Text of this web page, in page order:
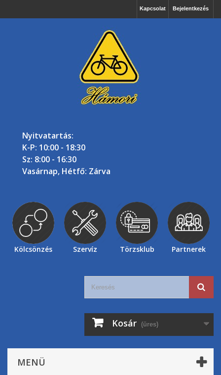
Bejelentkezés
Kapcsolat
Nyitvatartás:
K-P: 10:00 - 18:30
Sz: 8:00 - 16:30
Vasárnap, Hétfő: Zárva
Kölcsönzés Szervíz Törzsklub Partnerek
Kosár (üres)
MENÜ